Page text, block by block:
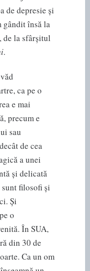
de depresie și
gândit însă la
de la sfârșitul
.
ca pe o
e mai
precum e
sau
de cea
a unei
și delicată
filosofi și
Și
o
În SUA,
din 30 de
Ca un om